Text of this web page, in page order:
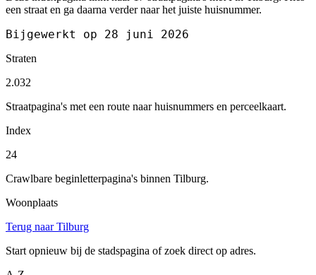
een straat en ga daarna verder naar het juiste huisnummer.
Bijgewerkt op 28 juni 2026
Straten
2.032
Straatpagina's met een route naar huisnummers en perceelkaart.
Index
24
Crawlbare beginletterpagina's binnen Tilburg.
Woonplaats
Terug naar Tilburg
Start opnieuw bij de stadspagina of zoek direct op adres.